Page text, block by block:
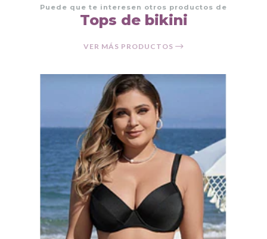
Puede que te interesen otros productos de
Tops de bikini
VER MÁS PRODUCTOS